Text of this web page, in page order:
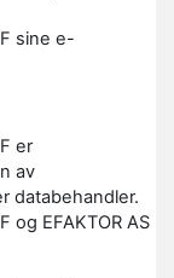
sine e-
er
av
databehandler.
EFAKTOR AS